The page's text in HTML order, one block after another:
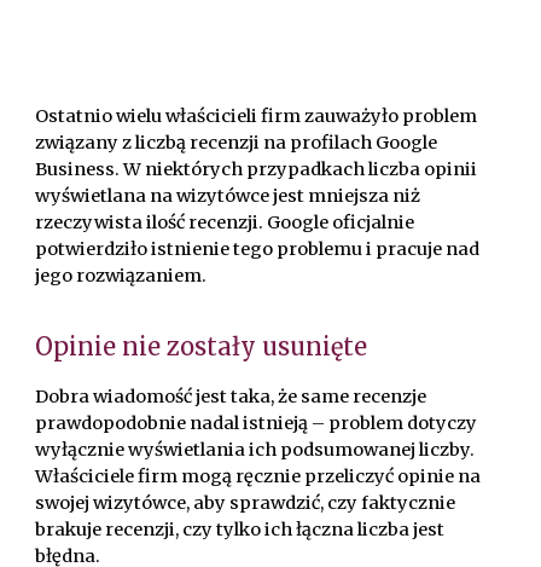
Ostatnio wielu właścicieli firm zauważyło problem
związany z liczbą recenzji na profilach Google
Business. W niektórych przypadkach liczba opinii
wyświetlana na wizytówce jest mniejsza niż
rzeczywista ilość recenzji. Google oficjalnie
potwierdziło istnienie tego problemu i pracuje nad
jego rozwiązaniem.
Opinie nie zostały usunięte
Dobra wiadomość jest taka, że same recenzje
prawdopodobnie nadal istnieją – problem dotyczy
wyłącznie wyświetlania ich podsumowanej liczby.
Właściciele firm mogą ręcznie przeliczyć opinie na
swojej wizytówce, aby sprawdzić, czy faktycznie
brakuje recenzji, czy tylko ich łączna liczba jest
błędna.